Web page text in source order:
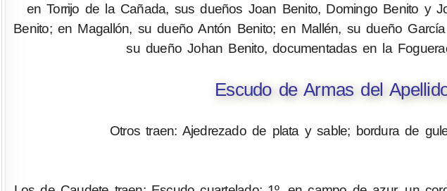
en Torrijo de la Cañada, sus dueños Joan Benito, Domingo Benito y
Benito; en Magallón, su dueño Antón Benito; en Mallén, su dueño
su dueño Johan Benito, documentadas en la
Escudo de Armas del
Otros traen: Ajedrezado de plata y sable; bordura de